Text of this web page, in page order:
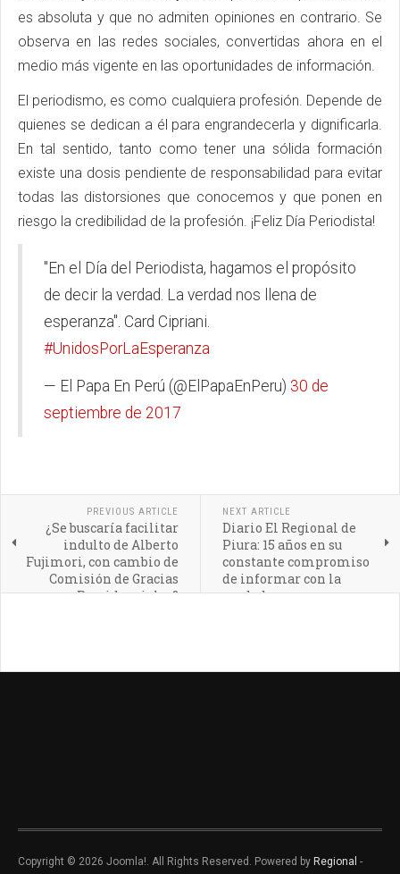
es absoluta y que no admiten opiniones en contrario. Se
observa en las redes sociales, convertidas ahora en el
medio más vigente en las oportunidades de información.
El periodismo, es como cualquiera profesión. Depende de
quienes se dedican a él para engrandecerla y dignificarla.
En tal sentido, tanto como tener una sólida formación
existe una dosis pendiente de responsabilidad para evitar
todas las distorsiones que conocemos y que ponen en
riesgo la credibilidad de la profesión. ¡Feliz Día Periodista!
"En el Día del Periodista, hagamos el propósito
de decir la verdad. La verdad nos llena de
esperanza". Card Cipriani.
#UnidosPorLaEsperanza
— El Papa En Perú (@ElPapaEnPeru) 30 de
septiembre de 2017
PREVIOUS ARTICLE
¿Se buscaría facilitar
indulto de Alberto
Fujimori, con cambio de
Comisión de Gracias
Presidenciales?
NEXT ARTICLE
Diario El Regional de
Piura: 15 años en su
constante compromiso
de informar con la
verdad
Copyright © 2026 Joomla!. All Rights Reserved. Powered by Regional -